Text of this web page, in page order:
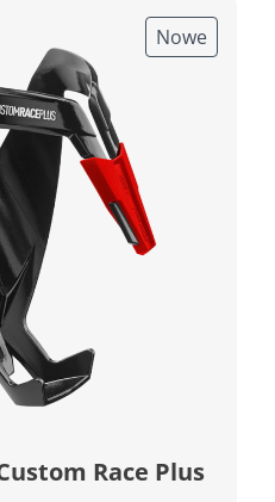
Nowe
Race Plus